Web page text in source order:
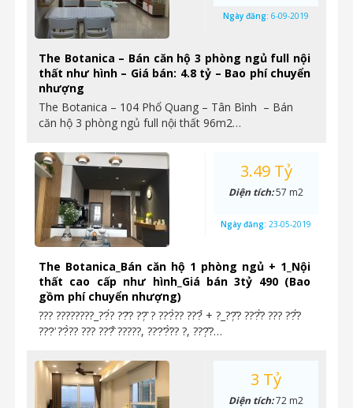
The Botanica – Bán căn hộ 3 phòng ngủ full nội
thất như hình – Giá bán: 4.8 tỷ – Bao phí chuyển
nhượng
The Botanica – 104 Phổ Quang – Tân Bình – Bán
căn hộ 3 phòng ngủ full nội thất 96m2…
Ngày đăng: 6-09-2019
The Botanica_Bán căn hộ 1 phòng ngủ + 1_Nội
thất cao cấp như hình_Giá bán 3tỷ 490 (Bao
gồm phí chuyển nhượng)
??? ????????_??́? ??̆? ??̣̂ ? ???̀?? ???̉ + ?_??̣̂? ???̂́? ??? ??̂́?
???̛ ??̀?? ??? ???̂̉ ?????, ???̛?̛̀?? ?, ???̣̂?…
3.49 Tỷ
Diện tích:57 m2
Ngày đăng: 23-05-2019
3 Tỷ
Diện tích:72 m2